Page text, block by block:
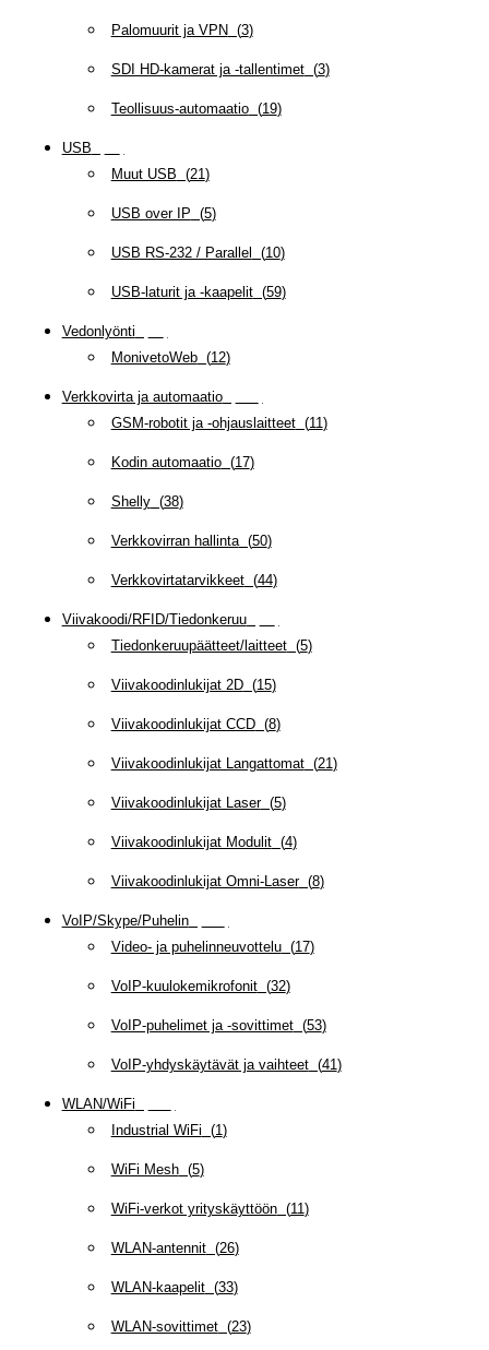
Palomuurit ja VPN (3)
SDI HD-kamerat ja -tallentimet(3)
Teollisuus-automaatio(19)
USB
Muut USB (21)
USB over IP (5)
USB RS-232 / Parallel (10)
USB-laturit ja -kaapelit(59)
Vedonlyönti
MonivetoWeb(12)
Verkkovirta ja automaatio(
GSM-robotit ja -ohjauslaitteet(11)
Kodin automaatio(17)
Shelly(38)
Verkkovirran hallinta(50)
Verkkovirtatarvikkeet(44)
Viivakoodi/RFID/Tiedonkeruu(
Tiedonkeruupäätteet/laitteet(5)
Viivakoodinlukijat 2D(15)
Viivakoodinlukijat CCD(8)
Viivakoodinlukijat Langattomat(21)
Viivakoodinlukijat Laser(5)
Viivakoodinlukijat Modulit(4)
Viivakoodinlukijat Omni-Laser(8)
VoIP/Skype/Puhelin(
Video- ja puhelinneuvottelu(17)
VoIP-kuulokemikrofonit(32)
VoIP-puhelimet ja -sovittimet(53)
VoIP-yhdyskäytävät ja vaihteet(41)
WLAN/WiFi
Industrial WiFi (1)
WiFi Mesh(5)
WiFi-verkot yrityskäyttöön(11)
WLAN-antennit(26)
WLAN-kaapelit(33)
WLAN-sovittimet(23)